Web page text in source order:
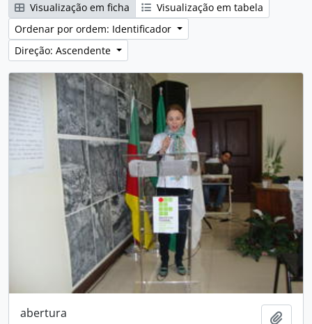
Visualização em ficha
Visualização em tabela
Ordenar por ordem: Identificador
Direção: Ascendente
abertura